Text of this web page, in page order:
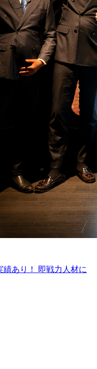
あり！ 即戦力人材に